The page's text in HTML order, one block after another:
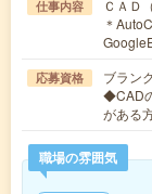
仕事内容
ＣＡＤ
＊
応募資格
ブラン
◆CAD
がある
職場の雰囲気